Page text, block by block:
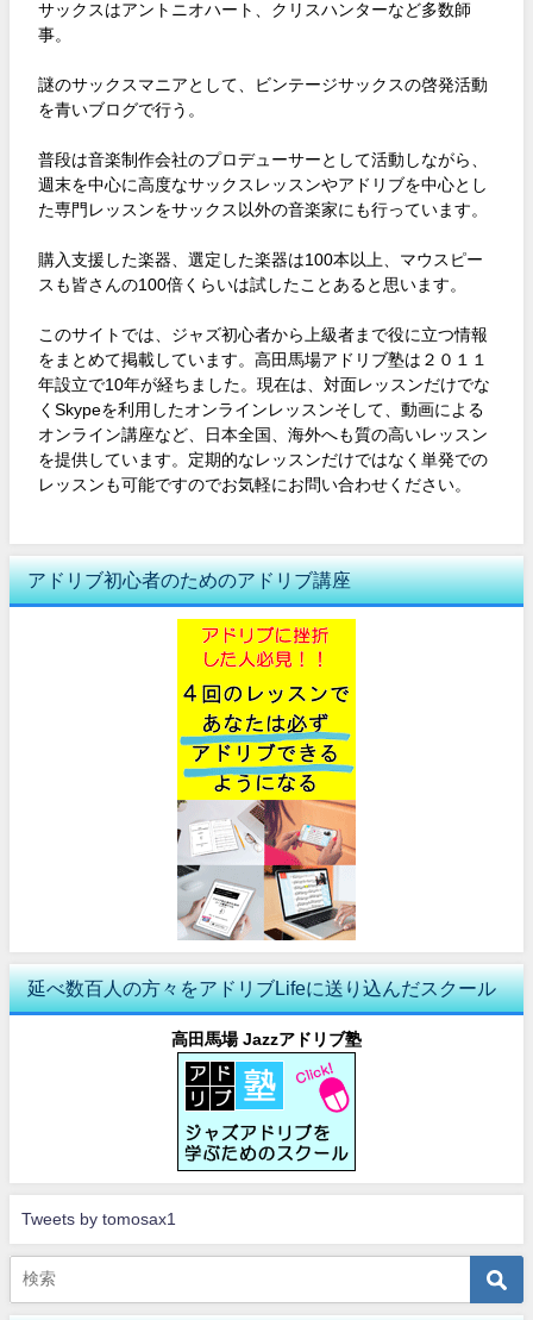
サックスはアントニオハート、クリスハンターなど多数師
事。
謎のサックスマニアとして、ビンテージサックスの啓発活動
を青いブログで行う。
普段は音楽制作会社のプロデューサーとして活動しながら、
週末を中心に高度なサックスレッスンやアドリブを中心とし
た専門レッスンをサックス以外の音楽家にも行っています。
購入支援した楽器、選定した楽器は100本以上、マウスピー
スも皆さんの100倍くらいは試したことあると思います。
このサイトでは、ジャズ初心者から上級者まで役に立つ情報
をまとめて掲載しています。高田馬場アドリブ塾は２０１１
年設立で10年が経ちました。現在は、対面レッスンだけでな
くSkypeを利用したオンラインレッスンそして、動画による
オンライン講座など、日本全国、海外へも質の高いレッスン
を提供しています。定期的なレッスンだけではなく単発での
レッスンも可能ですのでお気軽にお問い合わせください。
アドリブ初心者のためのアドリブ講座
延べ数百人の方々をアドリブLifeに送り込んだスクール
高田馬場 Jazzアドリブ塾
Tweets by tomosax1